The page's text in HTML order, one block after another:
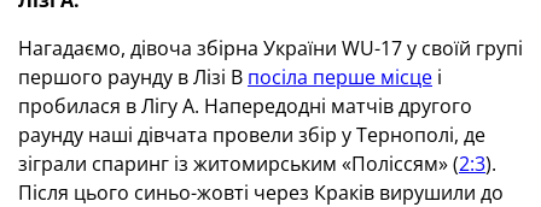
Нагадаємо, дівоча збірна України WU-17 у своїй групі
першого раунду в Лізі В посіла перше місце і
пробилася в Лігу А. Напередодні матчів другого
раунду наші дівчата провели збір у Тернополі, де
зіграли спаринг із житомирським «Поліссям» (2:3).
Після цього синьо-жовті через Краків вирушили до